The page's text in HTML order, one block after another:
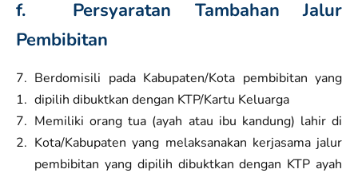
f. Persyaratan Tambahan Jalur
Pembibitan
Berdomisili pada Kabupaten/Kota pembibitan yang
dipilih dibuktkan dengan KTP/Kartu Keluarga
Memiliki orang tua (ayah atau ibu kandung) lahir di
Kota/Kabupaten yang melaksanakan kerjasama jalur
pembibitan yang dipilih dibuktkan dengan KTP ayah